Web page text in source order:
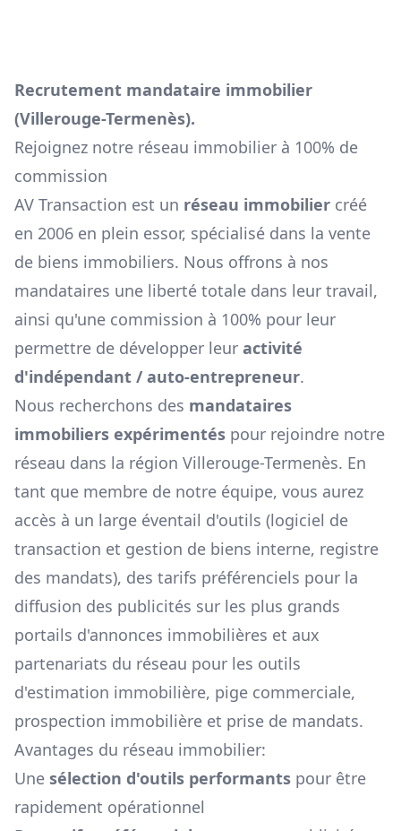
Recrutement mandataire immobilier
(Villerouge-Termenès).
Rejoignez notre réseau immobilier à 100% de
commission
AV Transaction est un réseau immobilier créé
en 2006 en plein essor, spécialisé dans la vente
de biens immobiliers. Nous offrons à nos
mandataires une liberté totale dans leur travail,
ainsi qu'une commission à 100% pour leur
permettre de développer leur activité
d'indépendant / auto-entrepreneur.
Nous recherchons des mandataires
immobiliers expérimentés pour rejoindre notre
réseau dans la région Villerouge-Termenès. En
tant que membre de notre équipe, vous aurez
accès à un large éventail d'outils (logiciel de
transaction et gestion de biens interne, registre
des mandats), des tarifs préférenciels pour la
diffusion des publicités sur les plus grands
portails d'annonces immobilières et aux
partenariats du réseau pour les outils
d'estimation immobilière, pige commerciale,
prospection immobilière et prise de mandats.
Avantages du réseau immobilier:
Une sélection d'outils performants pour être
rapidement opérationnel